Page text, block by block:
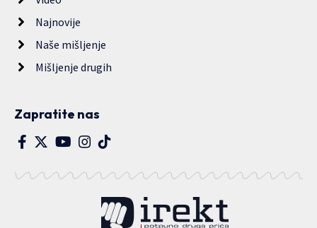
Najnovije
Naše mišljenje
Mišljenje drugih
Zapratite nas